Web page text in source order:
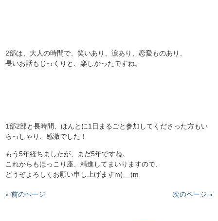
2部は、大人の時間で、笑いあり、涙あり、恋愛ものあり、
長いお話もじっくりと、楽しかったですね。
1部2部と長時間、ほんとに1日まるごと参加してくださった方もい
らっしゃり、感激でした！
もう5年経ちましたが、まだ5年ですね。
これからもほっこり座、精進してまいりますので、
どうぞよろしくお願い申し上げますm(__)m
« 前のページ 次のページ »